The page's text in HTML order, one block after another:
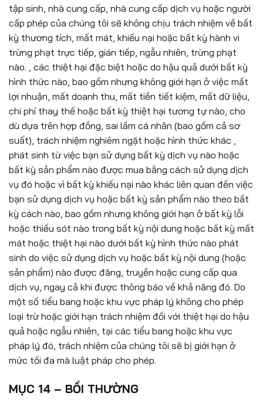
tập sinh, nhà cung cấp, nhà cung cấp dịch vụ hoặc người
cấp phép của chúng tôi sẽ không chịu trách nhiệm về bất
kỳ thương tích, mất mát, khiếu nại hoặc bất kỳ hành vi
trừng phạt trực tiếp, gián tiếp, ngẫu nhiên, trừng phạt
nào. , các thiệt hại đặc biệt hoặc do hậu quả dưới bất kỳ
hình thức nào, bao gồm nhưng không giới hạn ở việc mất
lợi nhuận, mất doanh thu, mất tiền tiết kiệm, mất dữ liệu,
chi phí thay thế hoặc bất kỳ thiệt hại tương tự nào, cho
dù dựa trên hợp đồng, sai lầm cá nhân (bao gồm cả sơ
suất), trách nhiệm nghiêm ngặt hoặc hình thức khác ,
phát sinh từ việc bạn sử dụng bất kỳ dịch vụ nào hoặc
bất kỳ sản phẩm nào được mua bằng cách sử dụng dịch
vụ đó hoặc vì bất kỳ khiếu nại nào khác liên quan đến việc
bạn sử dụng dịch vụ hoặc bất kỳ sản phẩm nào theo bất
kỳ cách nào, bao gồm nhưng không giới hạn ở bất kỳ lỗi
hoặc thiếu sót nào trong bất kỳ nội dung hoặc bất kỳ mất
mát hoặc thiệt hại nào dưới bất kỳ hình thức nào phát
sinh do việc sử dụng dịch vụ hoặc bất kỳ nội dung (hoặc
sản phẩm) nào được đăng, truyền hoặc cung cấp qua
dịch vụ, ngay cả khi được thông báo về khả năng đó. Do
một số tiểu bang hoặc khu vực pháp lý không cho phép
loại trừ hoặc giới hạn trách nhiệm đối với thiệt hại do hậu
quả hoặc ngẫu nhiên, tại các tiểu bang hoặc khu vực
pháp lý đó, trách nhiệm của chúng tôi sẽ bị giới hạn ở
mức tối đa mà luật pháp cho phép.
MỤC 14 – BỒI THƯỜNG